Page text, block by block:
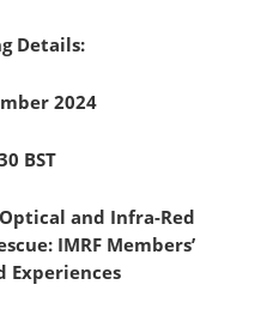
Details:
2024
BST
and Infra-Red
IMRF Members’
Experiences